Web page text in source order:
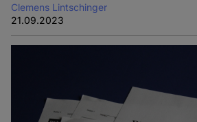
Clemens Lintschinger
21.09.2023